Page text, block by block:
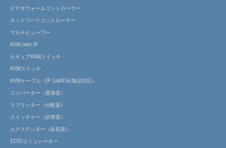
ビデオウォールコントローラー
ネットワークコントローラー
マルチビューワー
KVM over IP
セキュアKVMスイッチ
KVMスイッチ
KVMケーブル（IP GARD社製品対応）
コンバーター（変換器）
スプリッター（分配器）
スイッチャー（切替器）
エクステンダー（延長器）
EDIDエミュレーター